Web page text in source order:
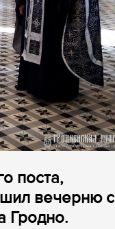
поста,
вечерню с
Гродно.